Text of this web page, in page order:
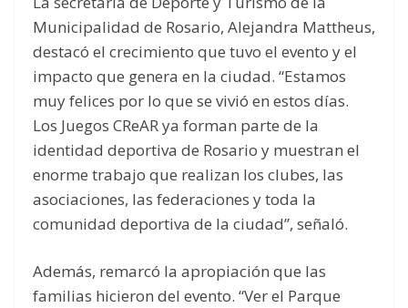
Municipalidad de Rosario, Alejandra Mattheus,
destacó el crecimiento que tuvo el evento y el
impacto que genera en la ciudad. “Estamos
muy felices por lo que se vivió en estos días.
Los Juegos CReAR ya forman parte de la
identidad deportiva de Rosario y muestran el
enorme trabajo que realizan los clubes, las
asociaciones, las federaciones y toda la
comunidad deportiva de la ciudad”, señaló.
Además, remarcó la apropiación que las
familias hicieron del evento. “Ver el Parque